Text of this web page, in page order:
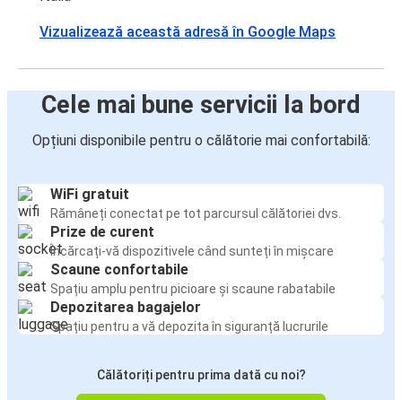
Vizualizează această adresă în Google Maps
Cele mai bune servicii la bord
Opțiuni disponibile pentru o călătorie mai confortabilă:
WiFi gratuit
Rămâneți conectat pe tot parcursul călătoriei dvs.
Prize de curent
Încărcați-vă dispozitivele când sunteți în mișcare
Scaune confortabile
Spațiu amplu pentru picioare și scaune rabatabile
Depozitarea bagajelor
Spațiu pentru a vă depozita în siguranță lucrurile
Călătoriți pentru prima dată cu noi?